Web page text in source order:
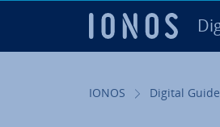
IONOS Digital Guide